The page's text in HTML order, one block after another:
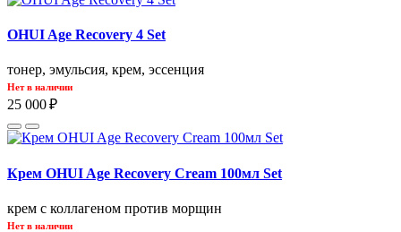
OHUI Age Recovery 4 Set
тонер, эмульсия, крем, эссенция
Нет в наличии
25 000 ₽
Крем OHUI Age Recovery Cream 100мл Set
крем с коллагеном против морщин
Нет в наличии